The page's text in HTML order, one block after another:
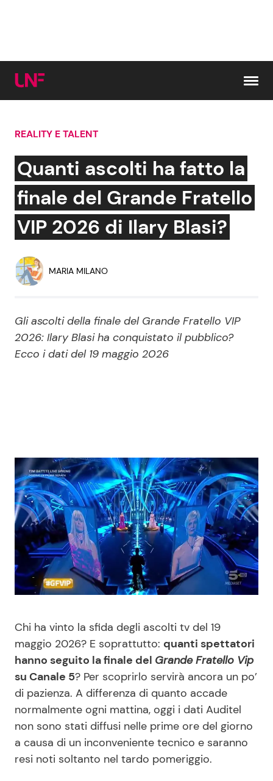
Cerca:
News e Cronaca
Attualità Italiana
Economia
Persone Scomparse
Politica
Gossip e TV
Bellezze VIP
Programmi TV
Reality e Talent
News Cinema
News Musica
News Spettacolo
News dal mondo
Benessere
Casa
Moda e Style
Mondo Mamma
News benessere
Salute
Cucina e Ricette
Consigli di Cucina
Dolci
Le Ricette in TV
Primi Piatti
Ricette Facili e Veloci
REALITY E TALENT
Quanti ascolti ha fatto la
finale del Grande Fratello
VIP 2026 di Ilary Blasi?
MARIA MILANO
Gli ascolti della finale del Grande Fratello VIP
2026: Ilary Blasi ha conquistato il pubblico?
Ecco i dati del 19 maggio 2026
Chi ha vinto la sfida degli ascolti tv del 19
maggio 2026? E soprattutto: quanti spettatori
hanno seguito la finale del Grande Fratello Vip
su Canale 5? Per scoprirlo servirà ancora un po’
di pazienza. A differenza di quanto accade
normalmente ogni mattina, oggi i dati Auditel
non sono stati diffusi nelle prime ore del giorno
a causa di un inconveniente tecnico e saranno
resi noti soltanto nel tardo pomeriggio.